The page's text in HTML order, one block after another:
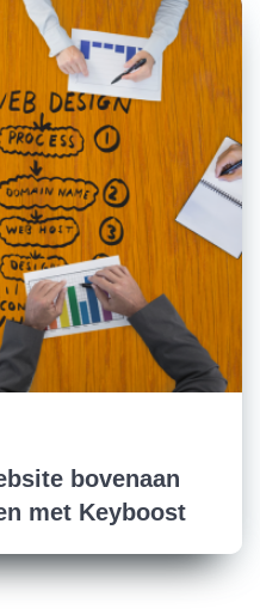
bovenaan
met Keyboost